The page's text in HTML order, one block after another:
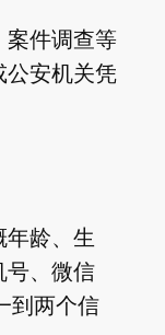
件调查等
安机关凭
龄、生
号、微信
到两个信